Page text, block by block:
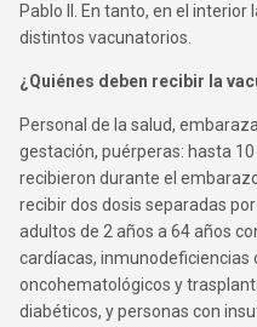
Pablo II. En tanto, en el
distintos vacunatorios.
¿Quiénes deben recibir la
Personal de la salud,
gestación, puérperas: hasta
recibieron durante el
recibir dos dosis separadas
adultos de 2 años a 64 años
cardíacas, inmunodeficiencias
oncohematológicos y
diabéticos, y personas con